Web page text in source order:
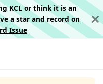
KCL or think it is an
a star and record on
Issue